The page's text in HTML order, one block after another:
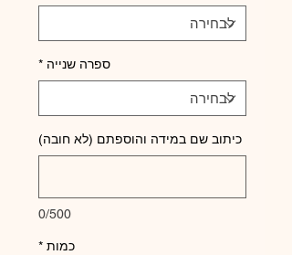
ספרה שנייה *
כיתוב שם במידה והוספתם (לא חובה)
0/500
כמות *